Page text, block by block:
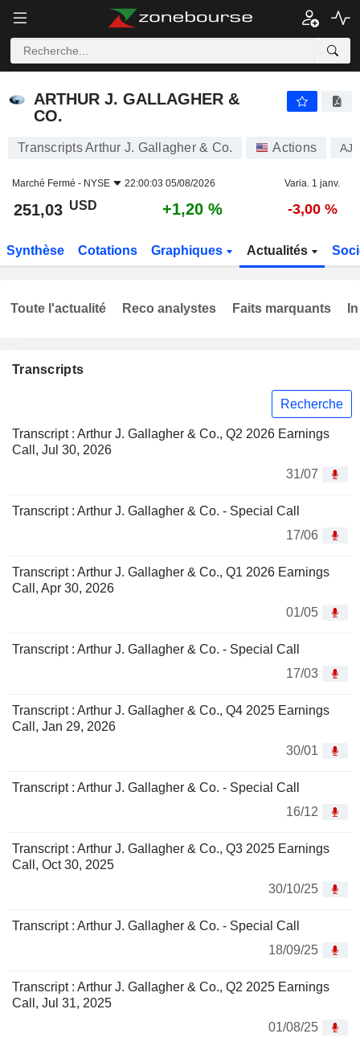
ARTHUR J. GALLAGHER &
CO.
Transcripts Arthur J. Gallagher & Co. Actions
Marché Fermé - NYSE 22:00:03 05/08/2026 Varia. 1 janv.
251,03 USD +1,20 % -3,00 %
Synthèse Cotations Graphiques Actualités
Transcripts
Recherche
Transcript : Arthur J. Gallagher & Co., Q2 2026 Earnings
Call, Jul 30, 2026
31/07
Transcript : Arthur J. Gallagher & Co. - Special Call
17/06
Transcript : Arthur J. Gallagher & Co., Q1 2026 Earnings
Call, Apr 30, 2026
01/05
Transcript : Arthur J. Gallagher & Co. - Special Call
17/03
Transcript : Arthur J. Gallagher & Co., Q4 2025 Earnings
Call, Jan 29, 2026
30/01
Transcript : Arthur J. Gallagher & Co. - Special Call
16/12
Transcript : Arthur J. Gallagher & Co., Q3 2025 Earnings
Call, Oct 30, 2025
30/10/25
Transcript : Arthur J. Gallagher & Co. - Special Call
18/09/25
Transcript : Arthur J. Gallagher & Co., Q2 2025 Earnings
Call, Jul 31, 2025
01/08/25
Toute l'actualité Reco analystes Faits marquants